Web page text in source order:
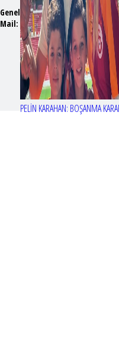
Erol Köse'nin mektupları ilk
PELİN KARAHAN: BOŞANMA
Genel Yayın Yönetmeni:Seyhan
Mail:
emizmagazin@gmail.com
Tasarım &